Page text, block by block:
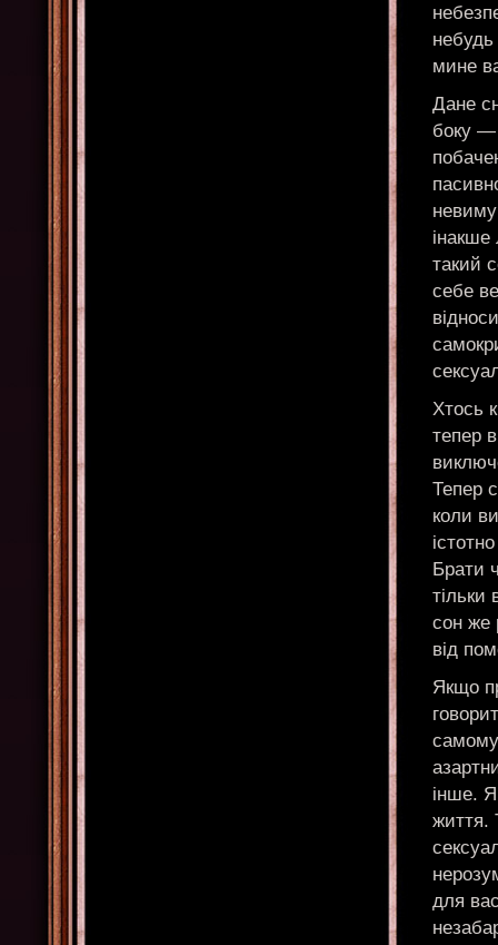
небудь
мине
Дане
боку —
інакше
такий
себе
Хтось
тепер
Тепер
коли
Брати
тільки
сон же
від
Якщо
інше.
життя.
для